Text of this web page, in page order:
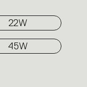
22W
45W